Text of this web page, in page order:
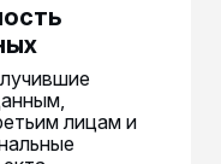
лицам и